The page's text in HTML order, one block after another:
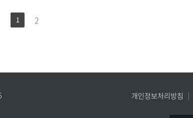
1 2
개인정보처리방침